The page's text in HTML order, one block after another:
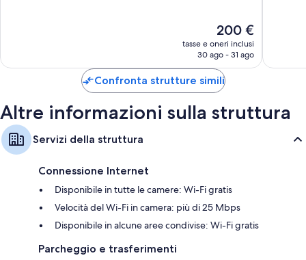
Il
prezzo
attuale
200 €
200 €
tasse e oneri inclusi
30 ago - 31 ago
Confronta strutture simili
Altre informazioni sulla struttura
Servizi della struttura
Connessione Internet
Disponibile in tutte le camere: Wi-Fi gratis
Velocità del Wi-Fi in camera: più di 25 Mbps
Disponibile in alcune aree condivise: Wi-Fi gratis
Parcheggio e trasferimenti